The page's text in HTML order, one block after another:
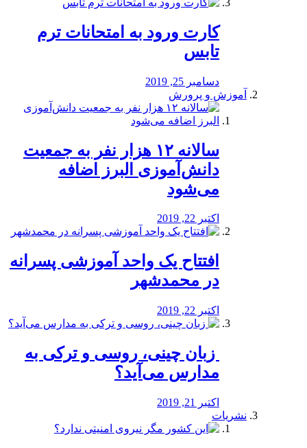
کارت ورود به امتحانات ترم
تابس
دسامبر 25, 2019
آموزش و پرورش
️سالانه ۱۲ هزار نفر به جمعیت
دانش‌آموزی البرز اضافه
می‌شود
اکتبر 22, 2019
افتتاح یک واحد آموزشی پسرانه
در محمدشهر
اکتبر 22, 2019
️ زبان چینی، روسی و ترکی به
مدارس می‌آید؟
اکتبر 21, 2019
نشریات